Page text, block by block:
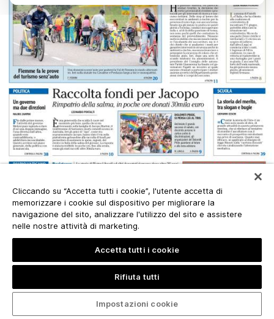
Cliccando su “Accetta tutti i cookie”, l'utente accetta di
memorizzare i cookie sul dispositivo per migliorare la
navigazione del sito, analizzare l'utilizzo del sito e assistere
nelle nostre attività di marketing.
Accetta tutti i cookie
Rifiuta tutti
Impostazioni cookie